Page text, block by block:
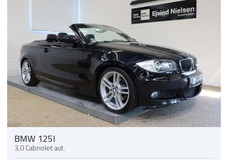
BMW 125I
3,0 Cabriolet aut.